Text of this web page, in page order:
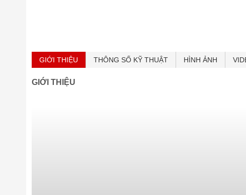
GIỚI THIỆU THÔNG SỐ KỸ THUẬT HÌNH ẢNH
GIỚI THIỆU